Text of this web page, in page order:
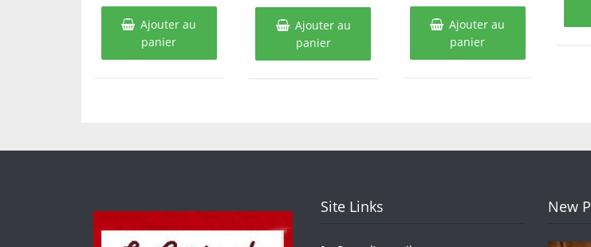
Ajouter au
panier
Ajouter au
panier
Ajouter au
panier
Site Links New